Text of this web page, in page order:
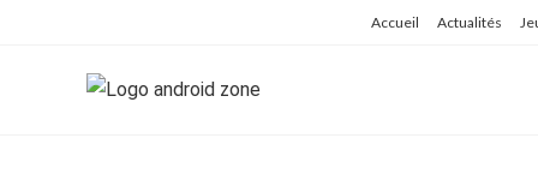
Accueil Actualités